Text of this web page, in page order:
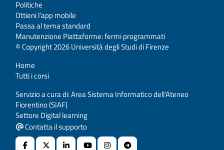
Politiche
Ottieni l'app mobile
Passa al tema standard
Manutenzione Piattaforme: fermi programmati
© Copyright 2026 Università degli Studi di Firenze
Home
Tutti i corsi
Servizio a cura di: Area Sistema Informatico dell’Ateneo
Fiorentino (SIAF)
Settore Digital learning
Contatta il supporto